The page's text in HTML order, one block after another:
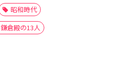
昭和時代
鎌倉殿の13人